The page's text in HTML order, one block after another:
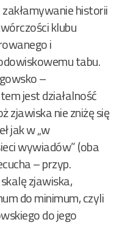
historii
klubu
i
tabu.
–
jest działalność
zjawiska nie zniżę się
jak w „w
wywiadów” (oba
– przyp.
zjawiska,
do minimum, czyli
do jego